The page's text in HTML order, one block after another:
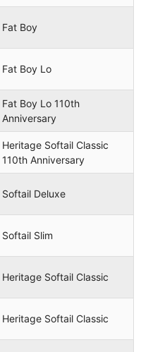
CVO
Fat Boy
Special
Fat Boy
Fat Boy
Fat Boy
Fat Boy
Fat Boy Lo
Fat Boy Lo 110th
Anniversary
Heritage Softail Classic
110th Anniversary
Softail Deluxe
Softail Slim
Heritage Softail Classic
Heritage Softail Classic